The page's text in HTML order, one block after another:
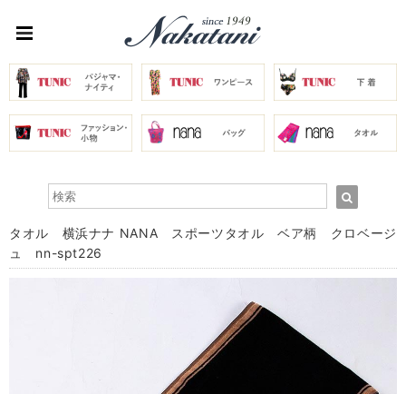
タオル 横浜ナナ NANA スポーツタオル ベア柄 クロベージ
ュ nn-spt226